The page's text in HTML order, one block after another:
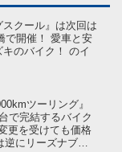
クール』は次回は
で開催！ 愛車と安
のバイク！ のイ
ツーリング』
で完結するバイク
更を受けても価格
にリーズナブル